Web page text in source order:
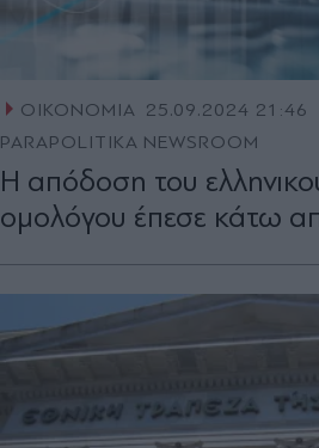
ΟΙΚΟΝΟΜΙΑ 25.09.2024 21:46
PARAPOLITIKA NEWSROOM
Η απόδοση του
ομολόγου έπεσε κάτω